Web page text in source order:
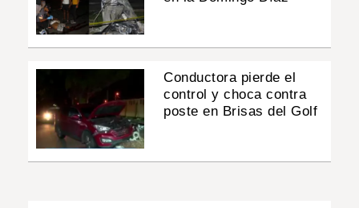
Conductora pierde el
control y choca contra
poste en Brisas del Golf